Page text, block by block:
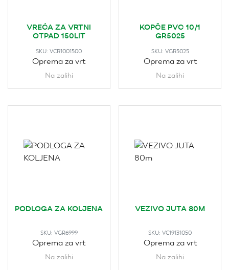
VREĆA ZA VRTNI
OTPAD 150LIT
SKU:VCR1001500
Oprema za vrt
Na zalihi
KOPČE PVC 10/1
GR5025
SKU: VGR5025
Oprema za vrt
Na zalihi
PODLOGA ZA KOLJENA
SKU: VGR6999
Oprema za vrt
Na zalihi
VEZIVO JUTA 80M
SKU:VC19131050
Oprema za vrt
Na zalihi